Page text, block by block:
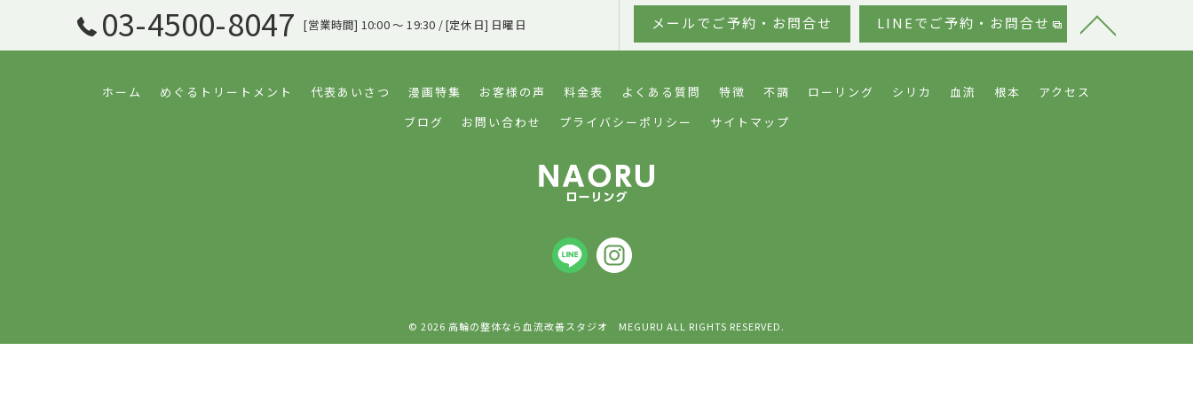
03-4500-8047 [営業時間] 10:00 〜 19:30 / [定休日] 日曜日 メールでご予約・お問合せ LINEでご予約・お問合せ
ホーム めぐるトリートメント 代表あいさつ 漫画特集 お客様の声 料金表 よくある質問 特徴 不調 ローリング シリカ 血流 根本
アクセス
ブログ
お問い合わせ プライバシーポリシー サイトマップ
© 2026 高輪の整体なら血流改善スタジオ MEGURU ALL RIGHTS RESERVED.